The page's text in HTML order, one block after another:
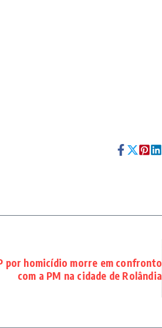
por homicídio morre em confronto
com a PM na cidade de Rolândia